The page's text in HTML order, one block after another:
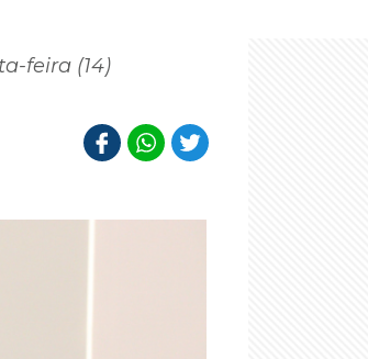
feira (14)